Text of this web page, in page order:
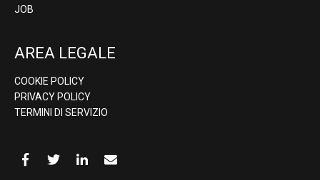
JOB
AREA LEGALE
COOKIE POLICY
PRIVACY POLICY
TERMINI DI SERVIZIO